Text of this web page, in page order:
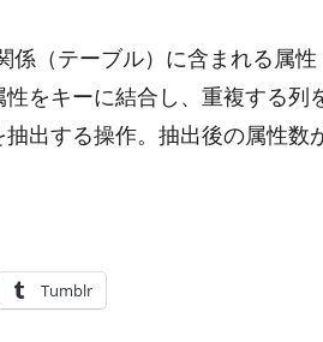
係（テーブル）に含まれる属性
をキーに結合し、重複する列
出する操作。抽出後の属性数
Tumblr